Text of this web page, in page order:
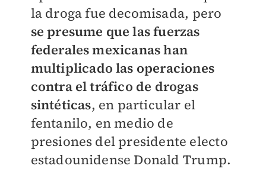
la droga fue decomisada, pero
se presume que las fuerzas
federales mexicanas han
multiplicado las operaciones
contra el tráfico de drogas
sintéticas, en particular el
fentanilo, en medio de
presiones del presidente electo
estadounidense Donald Trump.